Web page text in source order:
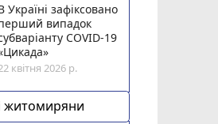
Україні зафіксовано
випадок
COVID-19
квітня 2026 р.
житомиряни